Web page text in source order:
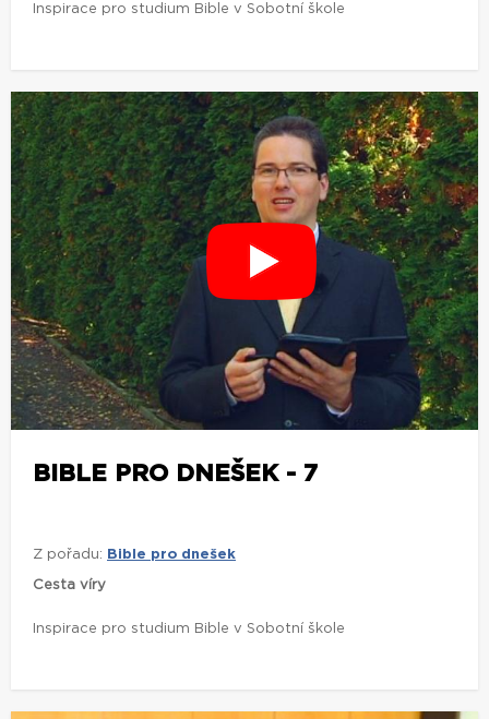
Inspirace pro studium Bible v Sobotní škole
BIBLE PRO DNEŠEK - 7
Z pořadu: Bible pro dnešek
Cesta víry
Inspirace pro studium Bible v Sobotní škole